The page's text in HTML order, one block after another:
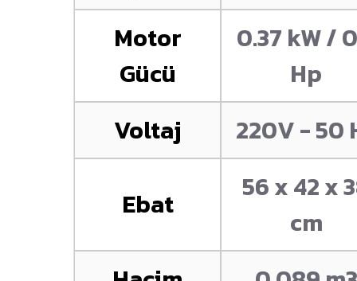
Motor
Gücü
0.37 kW /
Hp
Voltaj
220V - 50
Ebat
56 x 42 x
cm